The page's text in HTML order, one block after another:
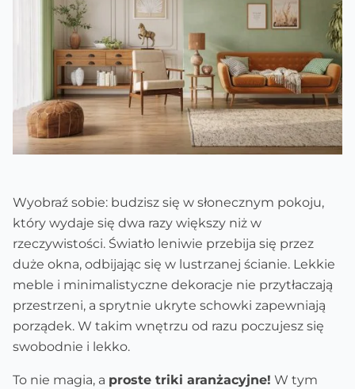
Wyobraź sobie: budzisz się w słonecznym pokoju,
który wydaje się dwa razy większy niż w
rzeczywistości. Światło leniwie przebija się przez
duże okna, odbijając się w lustrzanej ścianie. Lekkie
meble i minimalistyczne dekoracje nie przytłaczają
przestrzeni, a sprytnie ukryte schowki zapewniają
porządek. W takim wnętrzu od razu poczujesz się
swobodnie i lekko.
To nie magia, a proste triki aranżacyjne! W tym